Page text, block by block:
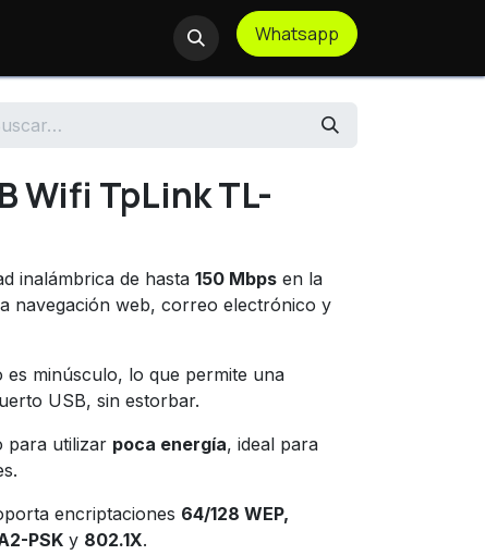
Whatsapp
Wifi TpLink TL-
inalámbrica de hasta 150 Mbps en la
navegación web, correo electrónico y
es minúsculo, lo que permite una
USB, sin estorbar.
para utilizar poca energía, ideal para
encriptaciones 64/128 WEP,
PSK y 802.1X.